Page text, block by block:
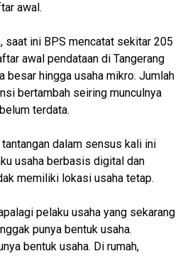
awal.
saat ini BPS mencatat sekitar 205
awal pendataan di Tangerang
besar hingga usaha mikro. Jumlah
bertambah seiring munculnya
terdata.
dalam sensus kali ini
usaha berbasis digital dan
memiliki lokasi usaha tetap.
pelaku usaha yang sekarang
punya bentuk usaha.
bentuk usaha. Di rumah,